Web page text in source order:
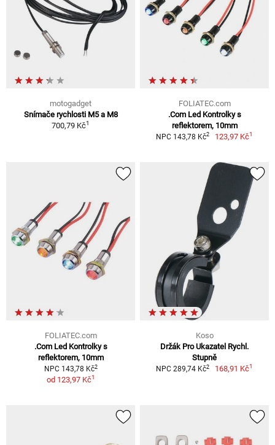
motogadget
Snímače rychlosti M5 a M8
700,79 Kč1
FOLIATEC.com
.Com Led Kontrolky s
reflektorem, 10mm
NPC 143,78 Kč2 123,97 Kč1
FOLIATEC.com
.Com Led Kontrolky s
reflektorem, 10mm
NPC 143,78 Kč2
od 123,97 Kč1
Koso
Držák Pro Ukazatel Rychl.
Stupně
NPC 289,74 Kč2 168,91 Kč1